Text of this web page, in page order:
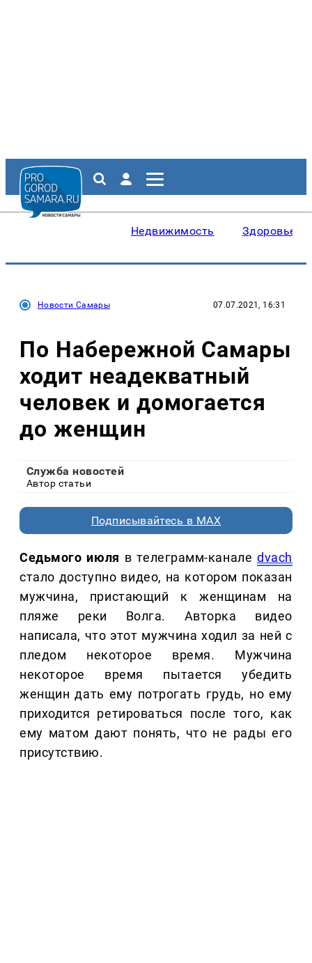
Недвижимость Здоровье
Новости Самары 07.07.2021, 16:31
По Набережной Самары
ходит неадекватный
человек и домогается
до женщин
Служба новостей
Автор статьи
Подписывайтесь в MAX
Седьмого июля в телеграмм-каналеdvach
стало доступно видео, на котором показан
мужчина, пристающий к женщинам на
пляже реки Волга. Авторка видео
написала, что этот мужчина ходил за ней с
пледом некоторое время. Мужчина
некоторое время пытается убедить
женщин дать ему потрогать грудь, но ему
приходится ретироваться после того, как
ему матом дают понять, что не рады его
присутствию.